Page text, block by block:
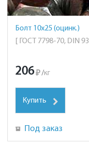
Болт 10х25 (оцинк.)
[ ГОСТ 7798-70, DIN
206₽ /кг
Купить
Под заказ